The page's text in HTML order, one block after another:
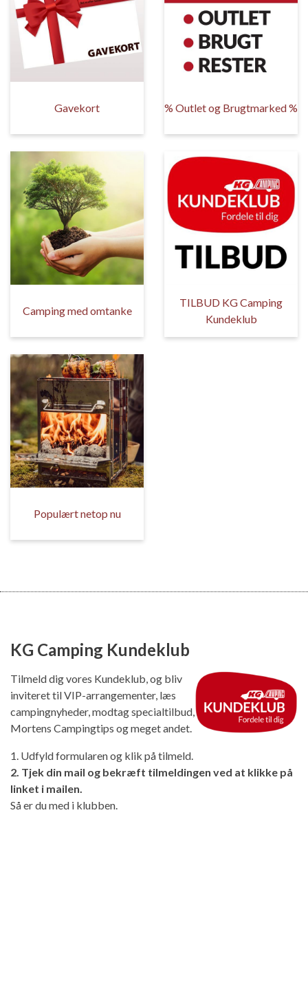
Gavekort % Outlet og Brugtmarked %
Camping med omtanke
TILBUD KG Camping
Kundeklub
Populært netop nu
KG Camping Kundeklub
Tilmeld dig vores Kundeklub, og bliv
inviteret til VIP-arrangementer, læs
campingnyheder, modtag specialtilbud,
Mortens Campingtips og meget andet.
1. Udfyld formularen og klik på tilmeld.
2. Tjek din mail og bekræft tilmeldingen ved at klikke på
linket i mailen.
Så er du med i klubben.